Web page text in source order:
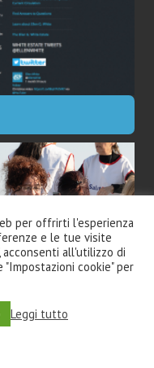
per offrirti l'esperienza
e le tue visite
all'utilizzo di
cookie" per
Leggi tutto